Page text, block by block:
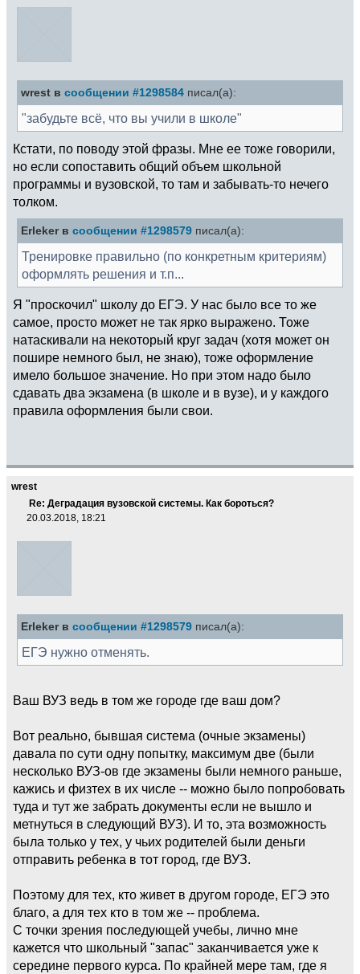
wrest в сообщении #1298584 писал(а):
"забудьте всё, что вы учили в школе"
Кстати, по поводу этой фразы. Мне ее тоже говорили,
но если сопоставить общий объем школьной
программы и вузовской, то там и забывать-то нечего
толком.
Erleker в сообщении #1298579 писал(а):
Тренировке правильно (по конкретным критериям)
оформлять решения и т.п...
Я "проскочил" школу до ЕГЭ. У нас было все то же
самое, просто может не так ярко выражено. Тоже
натаскивали на некоторый круг задач (хотя может он
пошире немного был, не знаю), тоже оформление
имело большое значение. Но при этом надо было
сдавать два экзамена (в школе и в вузе), и у каждого
правила оформления были свои.
wrest
Re: Деградация вузовской системы. Как бороться?
20.03.2018, 18:21
Erleker в сообщении #1298579 писал(а):
ЕГЭ нужно отменять.
Ваш ВУЗ ведь в том же городе где ваш дом?
Вот реально, бывшая система (очные экзамены)
давала по сути одну попытку, максимум две (были
несколько ВУЗ-ов где экзамены были немного раньше,
кажись и физтех в их числе -- можно было попробовать
туда и тут же забрать документы если не вышло и
метнуться в следующий ВУЗ). И то, эта возможность
была только у тех, у чьих родителей были деньги
отправить ребенка в тот город, где ВУЗ.
Поэтому для тех, кто живет в другом городе, ЕГЭ это
благо, а для тех кто в том же -- проблема.
С точки зрения последующей учебы, лично мне
кажется что школьный "запас" заканчивается уже к
середине первого курса. По крайней мере там, где я